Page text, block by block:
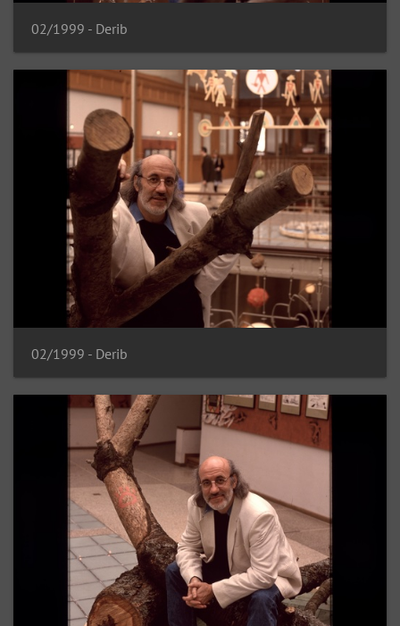
02/1999 - Derib
02/1999 - Derib